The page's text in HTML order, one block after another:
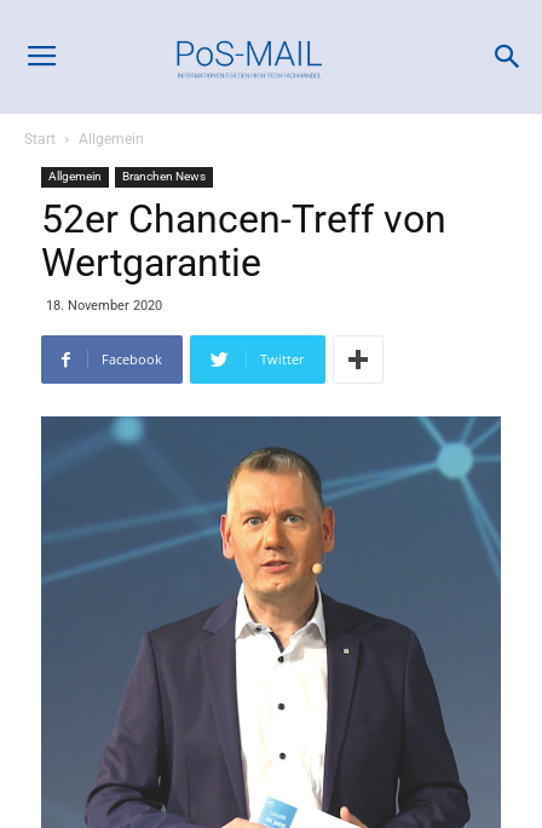
Start Allgemein
Allgemein Branchen News
52er Chancen-Treff von
Wertgarantie
18. November 2020
Facebook Twitter